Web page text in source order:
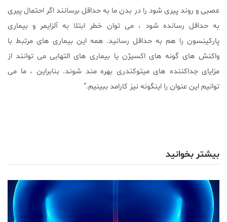
عصبی و روند پیری شود را در بدن ما به حداقل برسانند اگر احتمال پیری
به حداقل رسانده شود ، می توان خطر ابتلا به آلزایمر و بیماری
پارکینسون را هم به حداقل رسانید. همه این بیماری های مرتبط با
واکنش های گونه های اکسیژن یا بیماری های التهابی می توانند از
مزایای جداکننده های میتوکندری بهره مند شوند. بنابراین ، ما می
توانیم این عنوان را اینگونه نیز کارامد ببینیم.”
بیشتر بخوانید